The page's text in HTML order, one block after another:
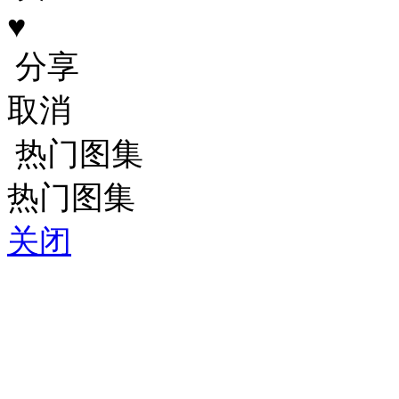
♥
分享
取消
热门图集
热门图集
关闭